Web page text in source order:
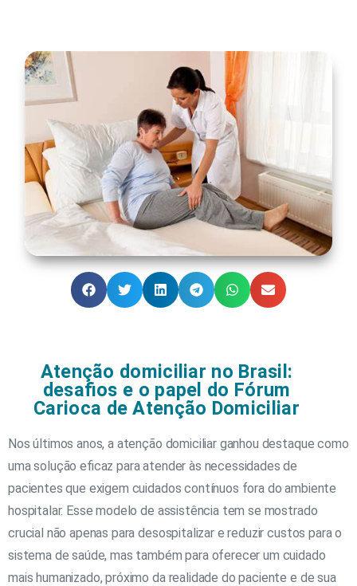
Atenção domiciliar no Brasil:
desafios e o papel do Fórum
Carioca de Atenção Domiciliar
Nos últimos anos, a atenção domiciliar ganhou destaque como
uma solução eficaz para atender às necessidades de
pacientes que exigem cuidados contínuos fora do ambiente
hospitalar. Esse modelo de assistência tem se mostrado
crucial não apenas para desospitalizar e reduzir custos para o
sistema de saúde, mas também para oferecer um cuidado
mais humanizado, próximo da realidade do paciente e de sua